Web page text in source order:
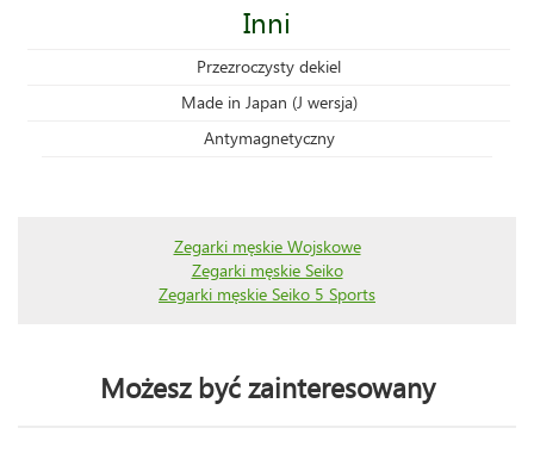
Inni
Przezroczysty dekiel
Made in Japan (J wersja)
Antymagnetyczny
Zegarki męskie Wojskowe
Zegarki męskie Seiko
Zegarki męskie Seiko 5 Sports
Możesz być zainteresowany